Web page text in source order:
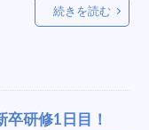
いす
ント
祭り用品
衝立
続きを読む
卒研修1日目！